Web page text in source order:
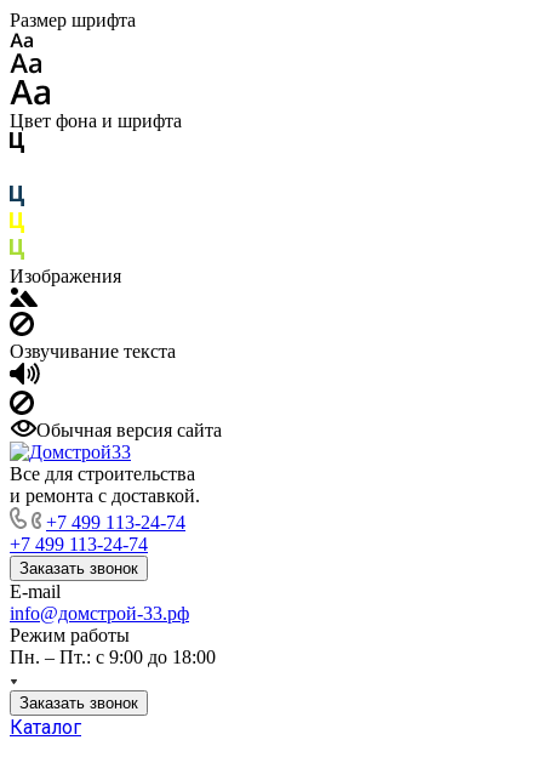
Размер шрифта
Цвет фона и шрифта
Изображения
Озвучивание текста
Обычная версия сайта
Все для строительства
и ремонта с доставкой.
+7 499 113-24-74
+7 499 113-24-74
Заказать звонок
E-mail
info@домстрой-33.рф
Режим работы
Пн. – Пт.: с 9:00 до 18:00
Заказать звонок
Каталог